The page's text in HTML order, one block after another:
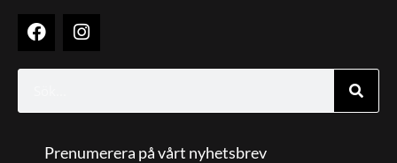
F
a
o
I
n
g
a
Sök
Prenumerera på vårt nyhetsbrev